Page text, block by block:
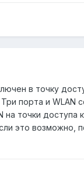
в точку
Три порта и
точки
это возможно,